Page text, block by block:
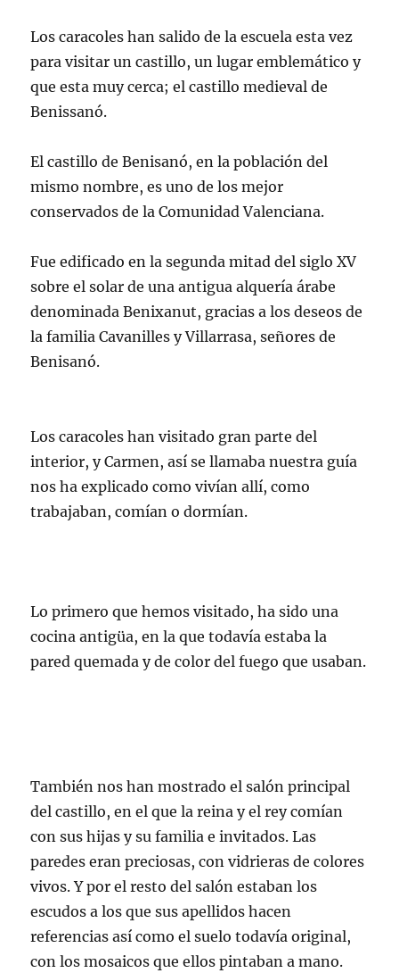
Los caracoles han salido de la escuela esta vez
para visitar un castillo, un lugar emblemático y
que esta muy cerca; el castillo medieval de
Benissanó.
El castillo de Benisanó, en la población del
mismo nombre, es uno de los mejor
conservados de la Comunidad Valenciana.
Fue edificado en la segunda mitad del siglo XV
sobre el solar de una antigua alquería árabe
denominada Benixanut, gracias a los deseos de
la familia Cavanilles y Villarrasa, señores de
Benisanó.
Los caracoles han visitado gran parte del
interior, y Carmen, así se llamaba nuestra guía
nos ha explicado como vivían allí, como
trabajaban, comían o dormían.
Lo primero que hemos visitado, ha sido una
cocina antigüa, en la que todavía estaba la
pared quemada y de color del fuego que usaban.
También nos han mostrado el salón principal
del castillo, en el que la reina y el rey comían
con sus hijas y su familia e invitados. Las
paredes eran preciosas, con vidrieras de colores
vivos. Y por el resto del salón estaban los
escudos a los que sus apellidos hacen
referencias así como el suelo todavía original,
con los mosaicos que ellos pintaban a mano.